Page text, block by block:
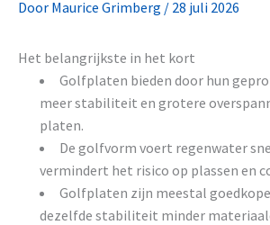
Door Maurice Grimberg / 28 juli 2026
Het belangrijkste in het kort
Golfplaten bieden door hun
meer stabiliteit en grotere
platen.
De golfvorm voert regenwater
vermindert het risico op plassen en
Golfplaten zijn meestal
dezelfde stabiliteit minder